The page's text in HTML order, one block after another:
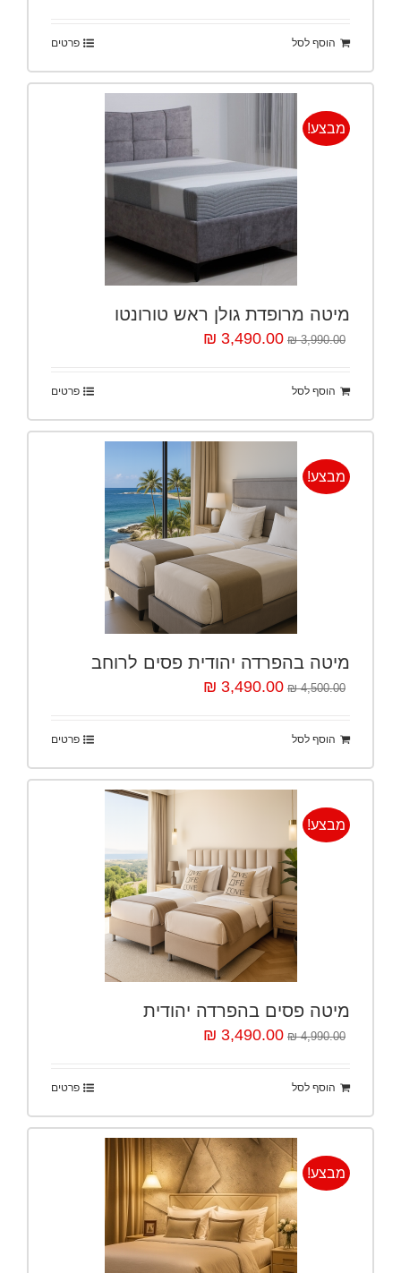
הוסף לסל פרטים
מבצע!
מיטה מרופדת גולן ראש טורונטו
3,990.00 ₪
3,490.00 ₪
הוסף לסל פרטים
מבצע!
מיטה בהפרדה יהודית פסים לרוחב
4,500.00 ₪
3,490.00 ₪
הוסף לסל פרטים
מבצע!
מיטה פסים בהפרדה יהודית
4,990.00 ₪
3,490.00 ₪
הוסף לסל פרטים
מבצע!